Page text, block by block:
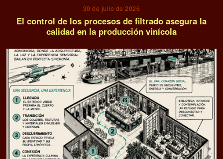
30 de julio de 2026
El control de los procesos de filtrado asegura la
calidad en la producción vinícola